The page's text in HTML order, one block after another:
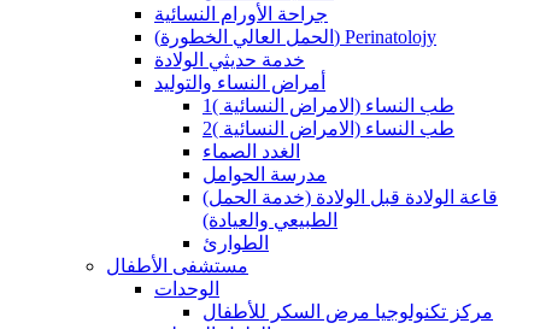
جراحة الأورام النسائية
(الحمل العالي الخطورة) Perinatolojy
خدمة حديثي الولادة
أمراض النساء والتوليد
طب النساء (الامراض النسائية )1
طب النساء (الامراض النسائية )2
الغدد الصماء
مدرسة الحوامل
(قاعة الولادة قبل الولادة (خدمة الحمل
الطبيعي والعيادة)
الطوارئ
مستشفى الأطفال
الوحدات
مركز تكنولوجيا مرض السكر للأطفال